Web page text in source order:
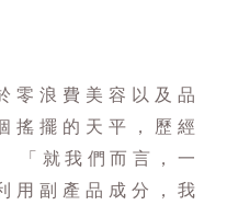
零浪費美容以及品
搖擺的天平，歷經
「就我們而言，一
用副產品成分，我